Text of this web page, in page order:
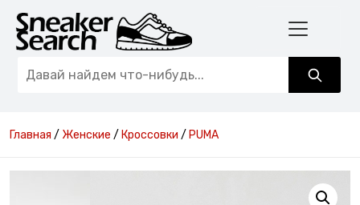
Главная / Женские / Кроссовки / PUMA